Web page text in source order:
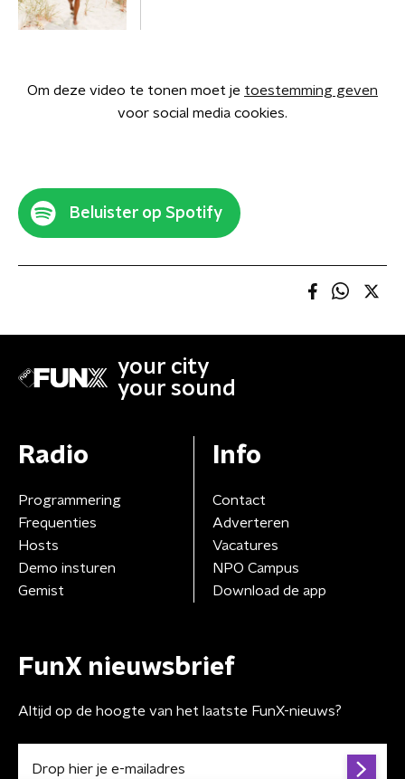
Om deze video te tonen moet je toestemming geven
voor social media cookies.
Beluister op Spotify
your city
your sound
Radio
Programmering
Frequenties
Hosts
Demo insturen
Gemist
Info
Contact
Adverteren
Vacatures
NPO Campus
Download de app
FunX nieuwsbrief
Altijd op de hoogte van het laatste FunX-nieuws?